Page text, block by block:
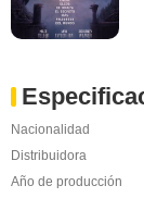
Nacionalidad
Distribuidora
Año de producción